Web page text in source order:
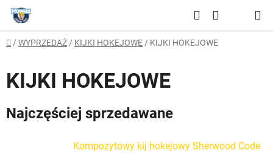
Przejść
treści
Szukaj
Home
/ WYPRZEDAŻ / KIJKI HOKEJOWE / KIJKI HOKEJOWE
KIJKI HOKEJOWE
Najczęściej sprzedawane
Kompozytowy kij hokejowy Sherwood Code